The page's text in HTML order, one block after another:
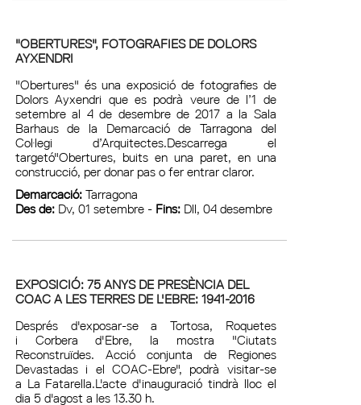
"OBERTURES", FOTOGRAFIES DE DOLORS
AYXENDRI
"Obertures" és una exposició de fotografies de
Dolors Ayxendri que es podrà veure de l’1 de
setembre al 4 de desembre de 2017 a la Sala
Barhaus de la Demarcació de Tarragona del
Col·legi d’Arquitectes.Descarrega el
targetó"Obertures, buits en una paret, en una
construcció, per donar pas o fer entrar claror.
Demarcació:Tarragona
Des de: Dv, 01 setembre - Fins:Dll, 04 desembre
EXPOSICIÓ: 75 ANYS DE PRESÈNCIA DEL
COAC A LES TERRES DE L'EBRE: 1941-2016
Després d'exposar-se a Tortosa, Roquetes
i Corbera d'Ebre, la mostra "Ciutats
Reconstruïdes. Acció conjunta de Regiones
Devastadas i el COAC-Ebre", podrà visitar-se
a La Fatarella.L'acte d'inauguració tindrà lloc el
dia 5 d'agost a les 13.30 h.